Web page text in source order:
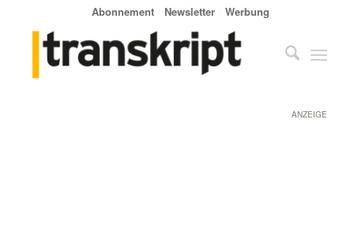
Abonnement Newsletter Werbung
ANZEIGE